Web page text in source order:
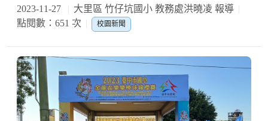
2023-11-27
大里區 竹仔坑國小 教務處洪曉凌 報導
點閱數：651 次
校園新聞